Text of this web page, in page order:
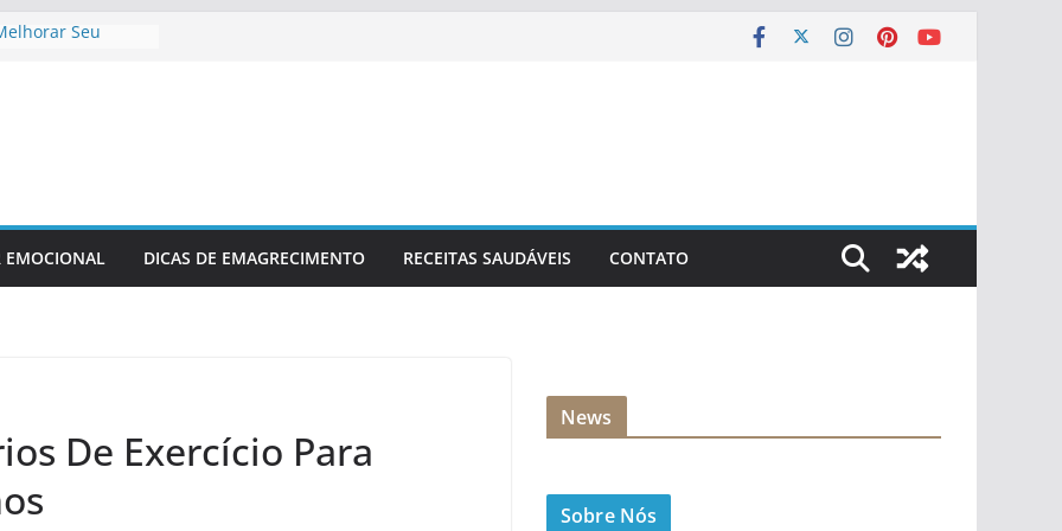
Seu
Pós-
Ideal Antes
Para
EMOCIONAL DICAS DE EMAGRECIMENTO RECEITAS SAUDÁVEIS CONTATO
De Exercício Para
News
Sobre Nós